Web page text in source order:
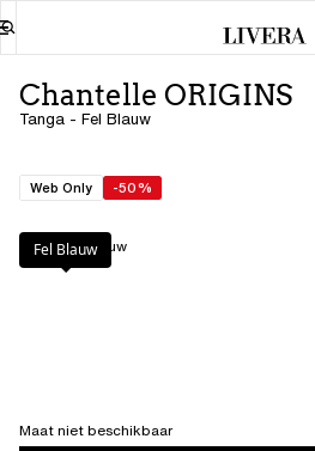
Chantelle ORIGINS
Tanga - Fel Blauw
Web Only -50%
Kleur Fel Blauw
Fel Blauw
Maat niet beschikbaar